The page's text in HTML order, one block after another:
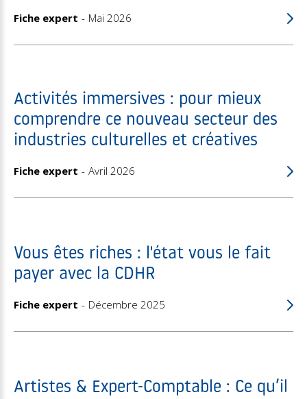
Fiche expert Mai 2026
Activités immersives : pour mieux
comprendre ce nouveau secteur des
industries culturelles et créatives
Fiche expert Avril 2026
Vous êtes riches : l'état vous le fait
payer avec la CDHR
Fiche expert Décembre 2025
Artistes & Expert-Comptable : Ce qu’il